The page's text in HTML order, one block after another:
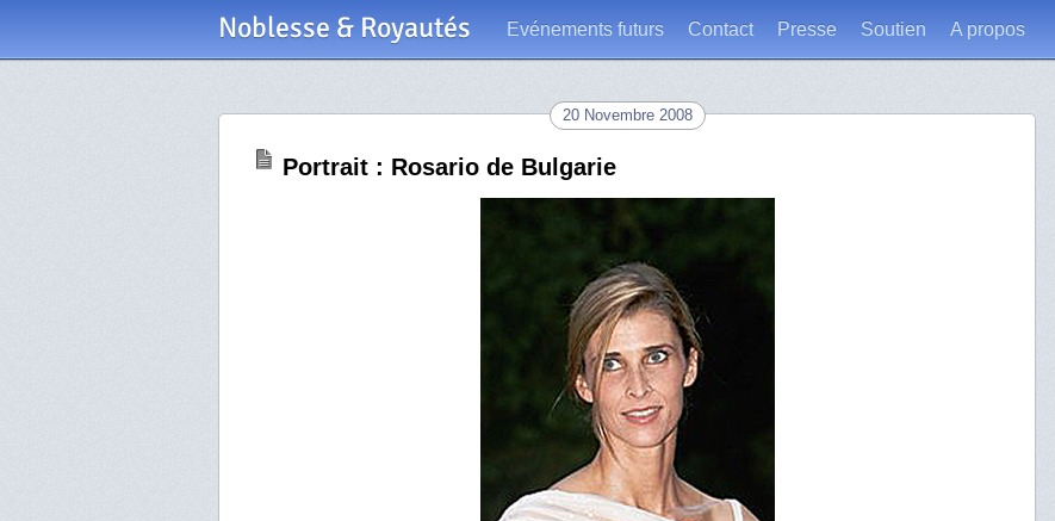
Noblesse & Royautés Evénements futurs Contact Presse Soutien A propos
20 Novembre 2008
Portrait : Rosario de Bulgarie